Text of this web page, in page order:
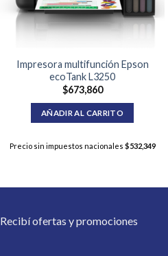
Impresora multifunción Epson
ecoTank L3250
$673,860
AÑADIR AL CARRITO
Precio sin impuestos nacionales $532,349
Recibí ofertas y promociones